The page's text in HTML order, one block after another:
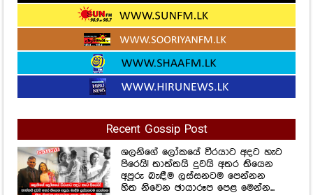
Recent Gossip Post
ශලනිගේ ලෝකයේ වීරයාට අදට හැට
පිරෙයි! තාත්තයි දුවයි අතර තියෙන
අපූරු බැඳීම ලස්සනටම පෙන්නන
හිත නිවෙන ඡායාරූප පෙළ මෙන්න...